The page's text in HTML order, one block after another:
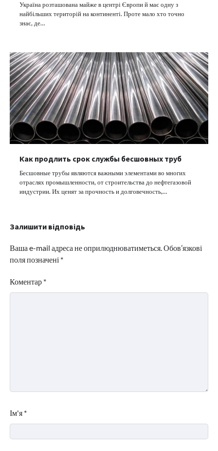
Україна розташована майже в центрі Європи й має одну з
найбільших територій на континенті. Проте мало хто точно
знає, де…
Как продлить срок службы бесшовных труб
Бесшовные трубы являются важными элементами во многих
отраслях промышленности, от строительства до нефтегазовой
индустрии. Их ценят за прочность и долговечность,…
Залишити відповідь
Ваша e-mail адреса не оприлюднюватиметься.Обов’язкові
поля позначені *
Коментар *
Ім'я *